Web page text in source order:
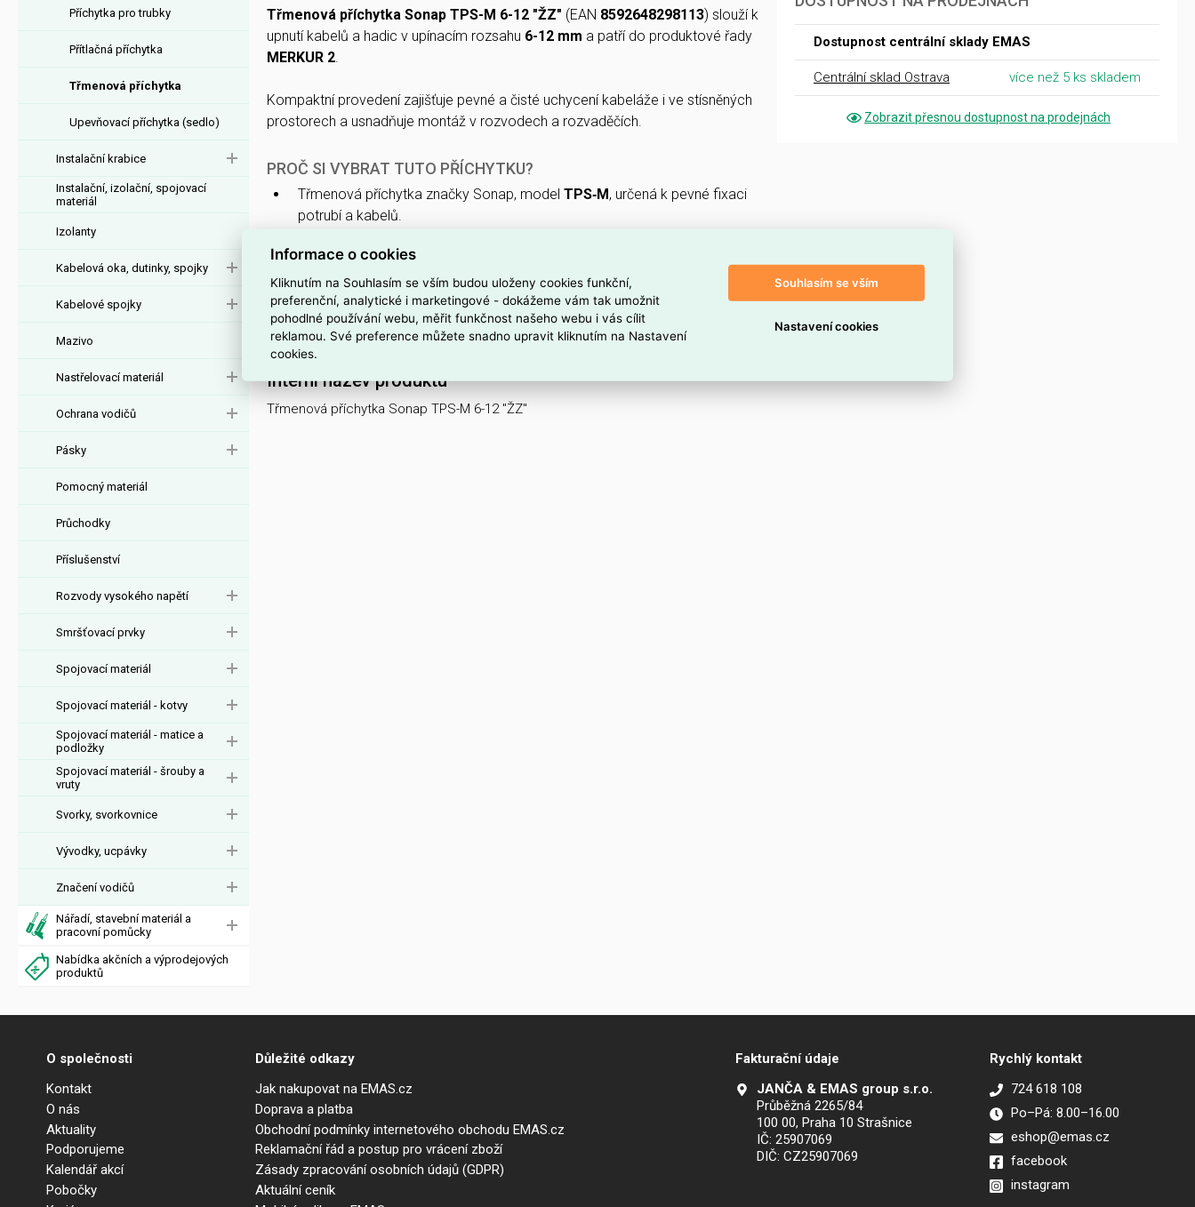
Příchytka pro trubky
Přítlačná příchytka
Třmenová příchytka
Upevňovací příchytka (sedlo)
Instalační krabice
Instalační, izolační, spojovací
materiál
Izolanty
Kabelová oka, dutinky, spojky
Kabelové spojky
Mazivo
Nastřelovací materiál
Ochrana vodičů
Pásky
Pomocný materiál
Průchodky
Příslušenství
Rozvody vysokého napětí
Smršťovací prvky
Spojovací materiál
Spojovací materiál - kotvy
Spojovací materiál - matice a
podložky
Spojovací materiál - šrouby a
vruty
Svorky, svorkovnice
Vývodky, ucpávky
Značení vodičů
Nářadí, stavební materiál a
pracovní pomůcky
Nabídka akčních a výprodejových
produktů
Třmenová příchytka Sonap TPS-M 6-12 "ŽZ" (EAN 8592648298113) slouží k
upnutí kabelů a hadic v upínacím rozsahu 6-12 mm a patří do produktové řady
MERKUR 2.
Kompaktní provedení zajišťuje pevné a čisté uchycení kabeláže i ve stísněných
prostorech a usnadňuje montáž v rozvodech a rozvaděčích.
PROČ SI VYBRAT TUTO PŘÍCHYTKU?
Třmenová příchytka značky Sonap, model TPS‑M, určená k pevné fixaci
potrubí a kabelů.
průměru.
Povrchová úpravaŽZ(žárové zinkování) zvyšuje odolnost proti korozi.
Patří do produktové řadyMERKUR 2, což zjednodušuje volbu
kompatibilních komponent.
Interní název produktu
Třmenová příchytka Sonap TPS-M 6-12 "ŽZ"
Dostupnost centrální sklady EMAS
Centrální sklad Ostrava více než 5 ks skladem
Zobrazit přesnou dostupnost na prodejnách
O společnosti
Kontakt
O nás
Aktuality
Podporujeme
Kalendář akcí
Pobočky
Důležité odkazy
Jak nakupovat na EMAS.cz
Doprava a platba
Obchodní podmínky internetového obchodu EMAS.cz
Reklamační řád a postup pro vrácení zboží
Zásady zpracování osobních údajů (GDPR)
Aktuální ceník
Fakturační údaje
JANČA & EMAS group s.r.o.
Průběžná 2265/84
100 00, Praha 10 Strašnice
IČ: 25907069
DIČ: CZ25907069
Rychlý kontakt
724 618 108
Po–Pá: 8.00–16.00
eshop@emas.cz
facebook
instagram
Informace o cookies
Kliknutím na Souhlasím se vším budou uloženy cookies funkční,
preferenční, analytické i marketingové - dokážeme vám tak umožnit
pohodlné používání webu, měřit funkčnost našeho webu i vás cílit
reklamou. Své preference můžete snadno upravit kliknutím na Nastavení
cookies.
Souhlasím se vším
Nastavení cookies